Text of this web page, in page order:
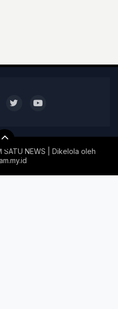
SATU NEWS | Dikelola oleh